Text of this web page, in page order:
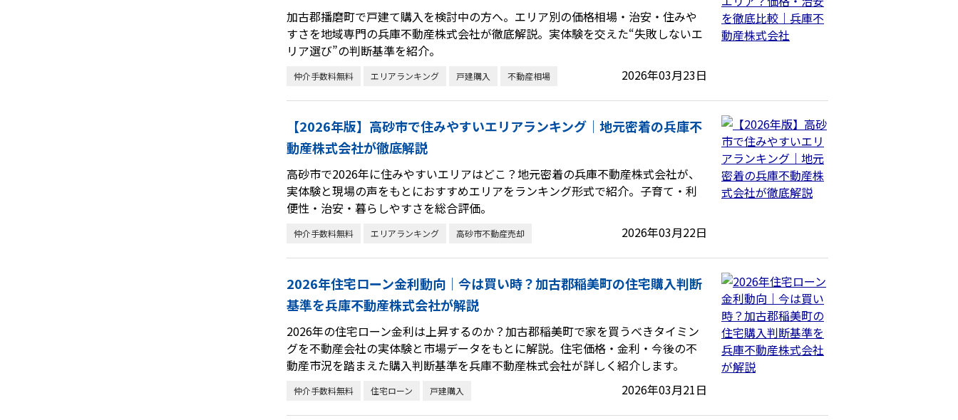
加古郡播磨町で戸建て購入を検討中の方へ。エリア別の価格相場・治安・住みや
すさを地域専門の兵庫不動産株式会社が徹底解説。実体験を交えた“失敗しないエ
リア選び”の判断基準を紹介。
仲介手数料無料 エリアランキング 戸建購入 不動産相場 2026年03月23日
【2026年版】高砂市で住みやすいエリアランキング｜地元密着の兵庫不
動産株式会社が徹底解説
高砂市で2026年に住みやすいエリアはどこ？地元密着の兵庫不動産株式会社が、
実体験と現場の声をもとにおすすめエリアをランキング形式で紹介。子育て・利
便性・治安・暮らしやすさを総合評価。
仲介手数料無料 エリアランキング 高砂市不動産売却 2026年03月22日
2026年住宅ローン金利動向｜今は買い時？加古郡稲美町の住宅購入判断
基準を兵庫不動産株式会社が解説
2026年の住宅ローン金利は上昇するのか？加古郡稲美町で家を買うべきタイミン
グを不動産会社の実体験と市場データをもとに解説。住宅価格・金利・今後の不
動産市況を踏まえた購入判断基準を兵庫不動産株式会社が詳しく紹介します。
仲介手数料無料 住宅ローン 戸建購入 2026年03月21日